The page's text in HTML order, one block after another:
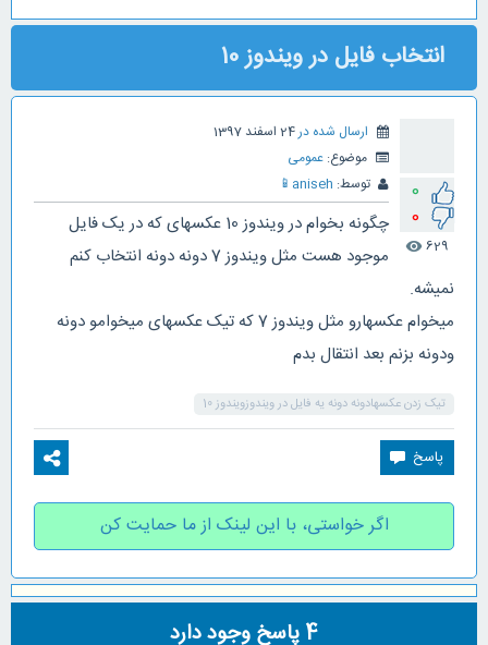
انتخاب فایل در ویندوز 10
0
0
629
visibility
ارسال شده در24 اسفند 1397
موضوع: عمومی
توسط: aniseh
📱
چگونه بخوام در ویندوز 10 عکسهای که در یک فایل
موجود هست مثل ویندوز 7 دونه دونه انتخاب کنم
نمیشه.
میخوام عکسهارو مثل ویندوز 7 که تیک عکسهای میخوامو دونه
ودونه بزنم بعد انتقال بدم
تیک زدن عکسهادونه دونه یه فایل در ویندوزویندوز 10
اگر خواستی، با این لینک از ما حمایت کن
4پاسخ وجود دارد